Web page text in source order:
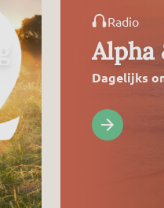
Radio
Alpha
Dagelijks